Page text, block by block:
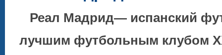
Реал Мадрид— испанский
лучшим футбольным клубом